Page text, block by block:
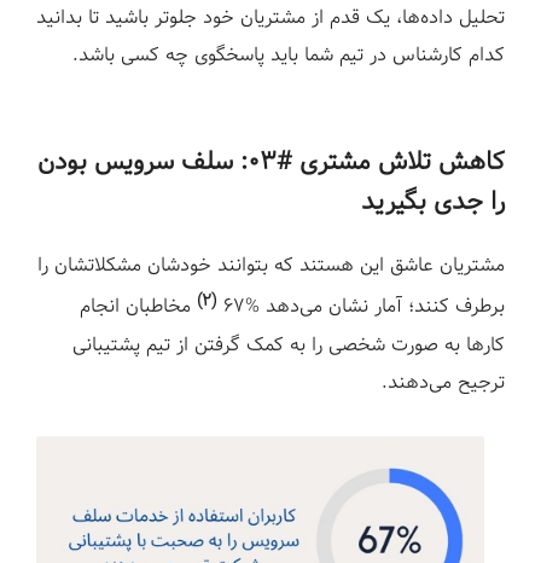
تحلیل داده‌ها، یک قدم از مشتریان خود جلوتر باشید تا بدانید
کدام کارشناس در تیم شما باید پاسخگوی چه کسی باشد.
کاهش تلاش مشتری #۰۳:
سلف سرویس بودن
را جدی بگیرید
مشتریان عاشق این هستند که بتوانند خودشان مشکلاتشان را
برطرف کنند؛ آمار نشان می‌دهد %۶۷
(۲)
مخاطبان انجام
کارها به صورت شخصی را به کمک گرفتن از تیم پشتیبانی
ترجیح می‌دهند.